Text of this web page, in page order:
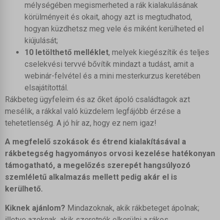
mélységében megismerheted a rák kialakulásának
körülményeit és okait, ahogy azt is megtudhatod,
hogyan küzdhetsz meg vele és miként kerülheted el
kiújulását;
10 letölthető melléklet, melyek kiegészítik és teljes
cselekvési tervvé bővítik mindazt a tudást, amit a
webinár-felvétel és a mini mesterkurzus keretében
elsajátítottál.
Rákbeteg ügyfeleim és az őket ápoló családtagok azt
mesélik, a rákkal való küzdelem legfájóbb érzése a
tehetetlenség. A jó hír az, hogy ez nem igaz!
A megfelelő szokások és étrend kialakításával a
rákbetegség hagyományos orvosi kezelése hatékonyan
támogatható, a megelőzés szerepét hangsúlyozó
szemléletű alkalmazás mellett pedig akár el is
kerülhető.
Kiknek ajánlom? Mindazoknak, akik rákbeteget ápolnak;
PHPSESSID
pys_session_entry_referrer
pys_session_limit
woocommerce_cart_hash
woocommerce_items_in_cart
wordpress_logged_in_*
wordpress_test_cookie
wp_woocommerce_session_*
wp-settings-*
wp-settings-time-*
mhcookie
_ga
_ga_*
_mhanalytics
ajs_anonymous_id
circle_last_login_method_345876
circle_pending_login_method_345876
learndash_login_timestamp
pys_first_visit
pys_utm_content
pys_utm_source
pys_utm_term
pysTrafficSource
látogatók nyomon követésével teszik meg különböző
weboldalakon.
Részletek megjelenítése
_clck
_fbc
_fbp
_gcl_au
_gcl_gs
Egyéb szolgáltatások
Ez a kategória minden olyan sütit, domaint és szolgáltatást
magában foglal, amelyek nem tartoznak a megadott kategóriákba,
vagy amelyeket nem kategorizáltak.
Részletek megjelenítése
_vwo_ds
_vwo_sn
_vwo_uuid_v2
chatbase_anon_id
cookieyes-consent
countDownStarted_ele_Ac18cx6JP6
countDownStarted_ele_qn-6YD-aJz